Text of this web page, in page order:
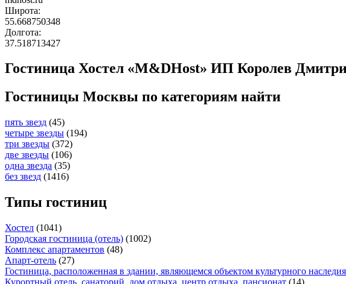
Широта:
55.668750348
Долгота:
37.518713427
Гостиница Хостел «M&DHost» ИП Королев
Гостиницы Москвы по категориям найти
пять звезд (45)
четыре звезды (194)
три звезды (372)
две звезды (106)
одна звезда (35)
без звезд (1416)
Типы гостиниц
Хостел (1041)
Городская гостиница (отель) (1002)
Комплекс апартаментов (48)
Апарт-отель (27)
Гостиница, расположенная в здании, являющемся объектом культурного
Курортный отель, санаторий, дом отдыха, центр отдыха, пансионат (14)